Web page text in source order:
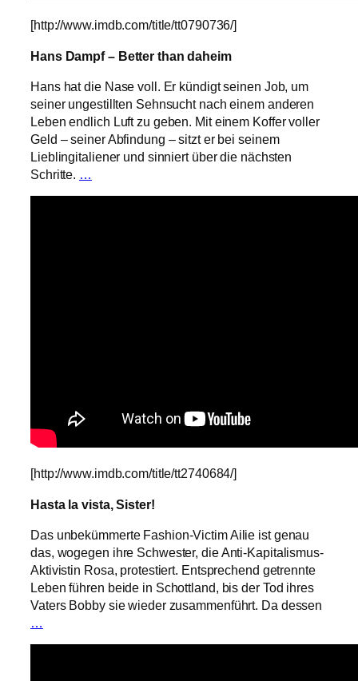
[http://www.imdb.com/title/tt0790736/]
Hans Dampf – Better than daheim
Hans hat die Nase voll. Er kündigt seinen Job, um
seiner ungestillten Sehnsucht nach einem anderen
Leben endlich Luft zu geben. Mit einem Koffer voller
Geld – seiner Abfindung – sitzt er bei seinem
Lieblingitaliener und sinniert über die nächsten
Schritte. …
[http://www.imdb.com/title/tt2740684/]
Hasta la vista, Sister!
Das unbekümmerte Fashion-Victim Ailie ist genau
das, wogegen ihre Schwester, die Anti-Kapitalismus-
Aktivistin Rosa, protestiert. Entsprechend getrennte
Leben führen beide in Schottland, bis der Tod ihres
Vaters Bobby sie wieder zusammenführt. Da dessen
…